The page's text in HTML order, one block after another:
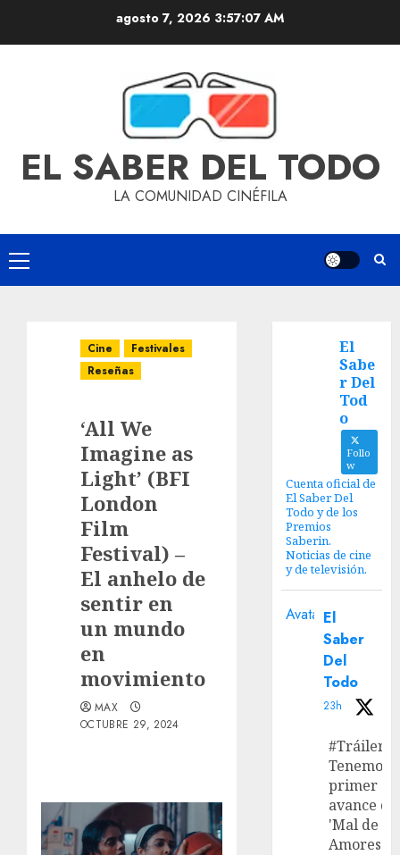
agosto 7, 2026 3:57:08 AM
EL SABER DEL TODO
LA COMUNIDAD CINÉFILA
Cine
Festivales
Reseñas
‘All We
Imagine as
Light’ (BFI
London
Film
Festival) –
El anhelo de
sentir en
un mundo
en
movimiento
MAX
OCTUBRE 29, 2024
El
Sabe
r Del
Tod
o
Follo
w
Cuenta oficial de
El Saber Del
Todo y de los
Premios
Saberin.
Noticias de cine
y de televisión.
Avatar El
Saber
Del
Todo
23h
#Tráiler
Tenemos
primer
avance de
'Mal de
Amores'.